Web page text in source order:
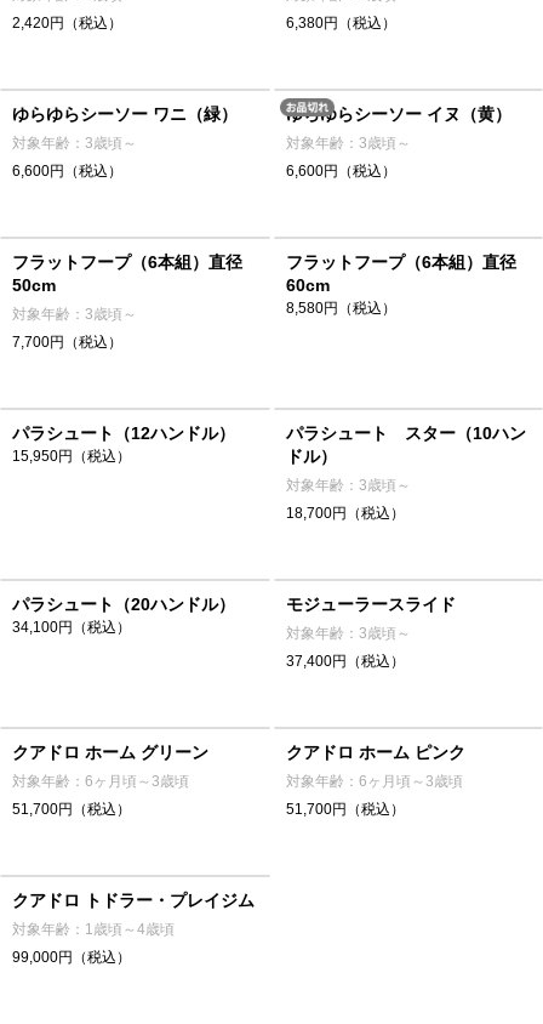
2,420円（税込）
6,380円（税込）
ゆらゆらシーソー ワニ（緑）
対象年齢：3歳頃～
6,600円（税込）
ゆらゆらシーソー イヌ（黄）
対象年齢：3歳頃～
6,600円（税込）
フラットフープ（6本組）直径
50cm
対象年齢：3歳頃～
7,700円（税込）
フラットフープ（6本組）直径
60cm
8,580円（税込）
パラシュート（12ハンドル）
15,950円（税込）
パラシュート スター（10ハン
ドル）
対象年齢：3歳頃～
18,700円（税込）
パラシュート（20ハンドル）
34,100円（税込）
モジューラースライド
対象年齢：3歳頃～
37,400円（税込）
クアドロ ホーム グリーン
対象年齢：6ヶ月頃～3歳頃
51,700円（税込）
クアドロ ホーム ピンク
対象年齢：6ヶ月頃～3歳頃
51,700円（税込）
クアドロ トドラー・プレイジム
対象年齢：1歳頃～4歳頃
99,000円（税込）